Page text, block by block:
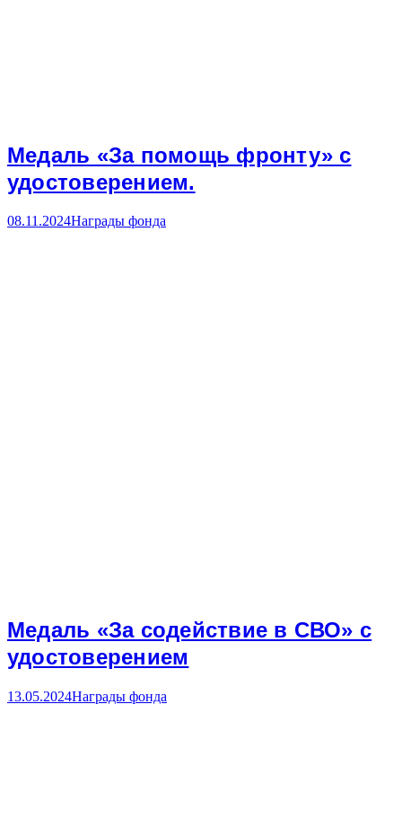
Медаль «За помощь фронту» с
удостоверением.
08.11.2024Награды фонда
Медаль «За содействие в СВО» с
удостоверением
13.05.2024Награды фонда